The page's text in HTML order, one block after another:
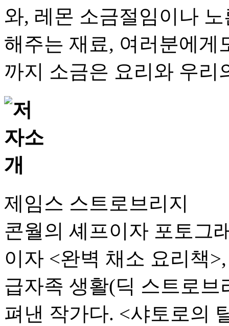
와, 레몬 소금절임이나
해주는 재료, 여러분에게
까지 소금은 요리와 우리
제임스 스트로브리지
콘월의 셰프이자 포토그
이자 <완벽 채소 요리책
급자족 생활(딕 스트로
펴낸 작가다. <샤토로의